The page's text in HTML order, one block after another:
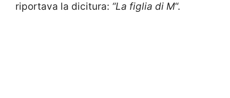
riportava la dicitura: “La figlia di M“.